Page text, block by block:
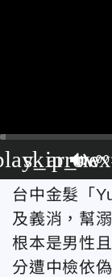
台中金髮「
及義消，幫
根本是男性
分遭中檢依